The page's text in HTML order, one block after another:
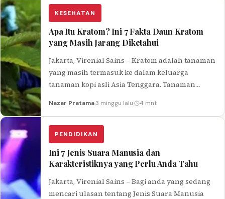
KESEHATAN
Apa Itu Kratom? Ini 7 Fakta Daun Kratom
yang Masih Jarang Diketahui
Jakarta, Virenial Sains – Kratom adalah tanaman
yang masih termasuk ke dalam keluarga
tanaman kopi asli Asia Tenggara. Tanaman
Nazar Pratama·3 minggu lalu· 4 mnt
PENDIDIKAN
Ini 7 Jenis Suara Manusia dan
Karakteristiknya yang Perlu Anda Tahu
Jakarta, Virenial Sains – Bagi anda yang sedang
mencari ulasan tentang Jenis Suara Manusia